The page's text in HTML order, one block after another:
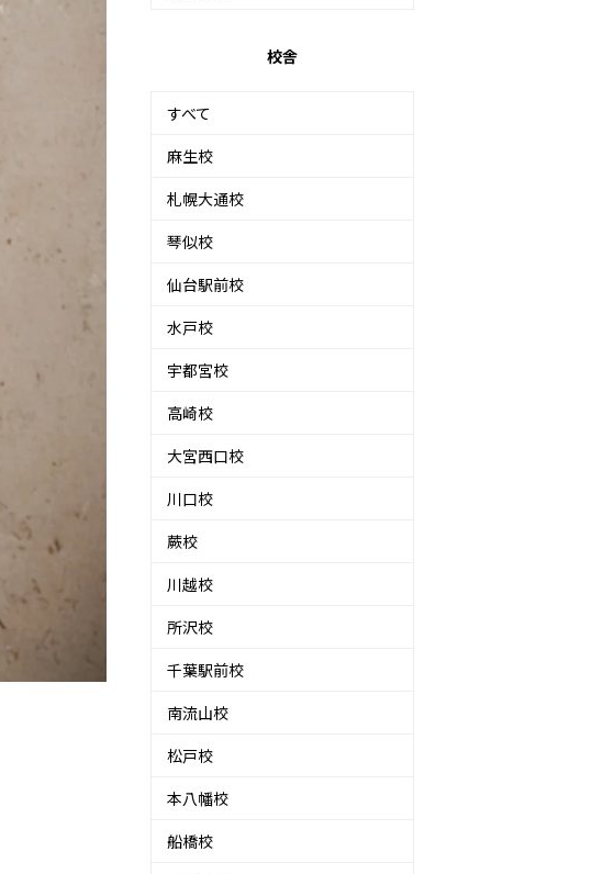
校舎
すべて
麻生校
札幌大通校
琴似校
仙台駅前校
水戸校
宇都宮校
高崎校
大宮西口校
川口校
蕨校
川越校
所沢校
千葉駅前校
南流山校
松戸校
本八幡校
船橋校